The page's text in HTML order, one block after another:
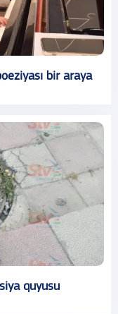
bir araya
quyusu